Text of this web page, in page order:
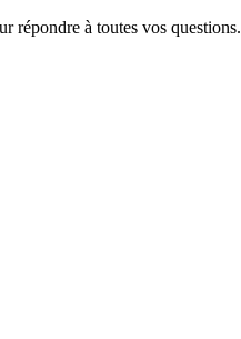
répondre à toutes vos questions.